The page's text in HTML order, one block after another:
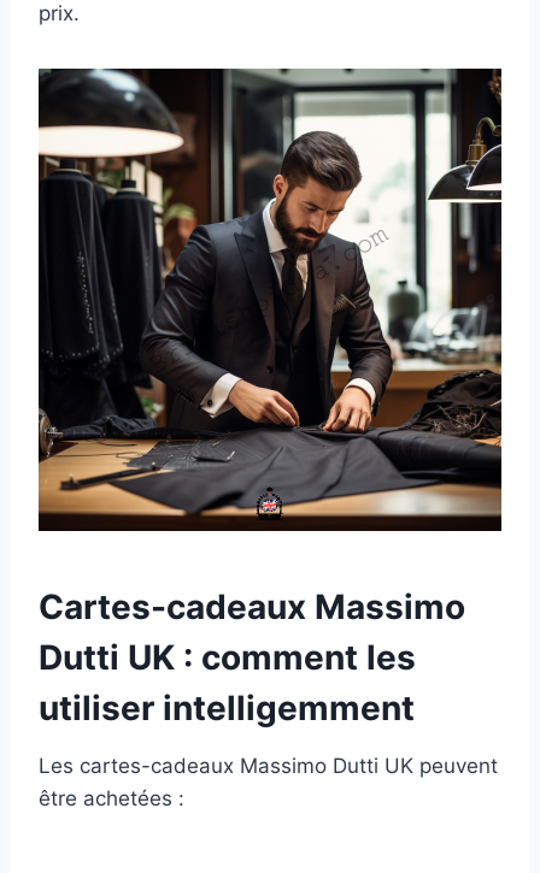
prix.
Cartes-cadeaux Massimo
Dutti UK : comment les
utiliser intelligemment
Les cartes-cadeaux Massimo Dutti UK peuvent
être achetées :